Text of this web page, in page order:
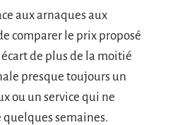
aux arnaques aux
comparer le prix proposé
de plus de la moitié
presque toujours un
ou un service qui ne
semaines.